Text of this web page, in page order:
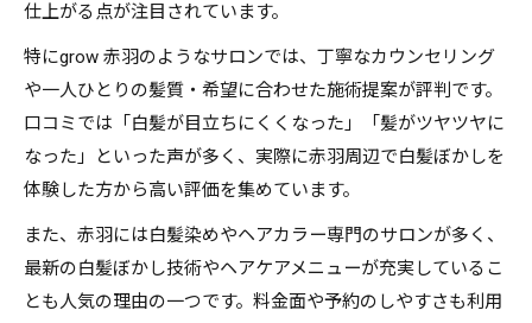
仕上がる点が注目されています。
特にgrow 赤羽のようなサロンでは、丁寧なカウンセリング
や一人ひとりの髪質・希望に合わせた施術提案が評判です。
口コミでは「白髪が目立ちにくくなった」「髪がツヤツヤに
なった」といった声が多く、実際に赤羽周辺で白髪ぼかしを
体験した方から高い評価を集めています。
また、赤羽には白髪染めやヘアカラー専門のサロンが多く、
最新の白髪ぼかし技術やヘアケアメニューが充実しているこ
とも人気の理由の一つです。料金面や予約のしやすさも利用